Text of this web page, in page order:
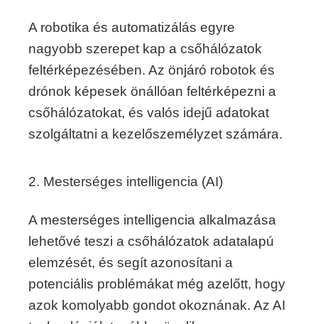
A robotika és automatizálás egyre
nagyobb szerepet kap a csőhálózatok
feltérképezésében. Az önjáró robotok és
drónok képesek önállóan feltérképezni a
csőhálózatokat, és valós idejű adatokat
szolgáltatni a kezelőszemélyzet számára.
2. Mesterséges intelligencia (AI)
A mesterséges intelligencia alkalmazása
lehetővé teszi a csőhálózatok adatalapú
elemzését, és segít azonosítani a
potenciális problémákat még azelőtt, hogy
azok komolyabb gondot okoznának. Az AI